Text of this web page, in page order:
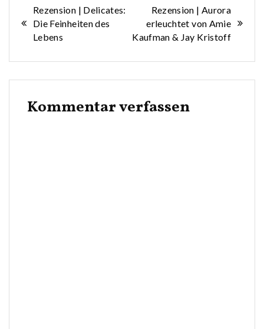
Beitragsnavigation
Rezension | Delicates:
Die Feinheiten des
Lebens
Rezension | Aurora
erleuchtet von Amie
Kaufman & Jay Kristoff
Kommentar verfassen